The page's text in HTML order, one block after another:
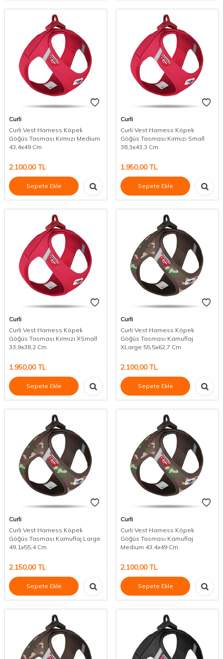
Curli
Curli Vest Harness Köpek
Göğüs Tasması Kırmızı Medium
43,4x49 Cm
2.100,00TL
Sepete Ekle
Curli
Curli Vest Harness Köpek
Göğüs Tasması Kırmızı Small
38,3x43,3 Cm
1.950,00TL
Sepete Ekle
Curli
Curli Vest Harness Köpek
Göğüs Tasması Kırmızı XSmall
33,9x38,2 Cm
1.950,00TL
Sepete Ekle
Curli
Curli Vest Harness Köpek
Göğüs Tasması Kamuflaj
XLarge 55,5x62,7 Cm
2.100,00TL
Sepete Ekle
Curli
Curli Vest Harness Köpek
Göğüs Tasması Kamuflaj Large
49,1x55,4 Cm
2.150,00TL
Sepete Ekle
Curli
Curli Vest Harness Köpek
Göğüs Tasması Kamuflaj
Medium 43,4x49 Cm
2.100,00TL
Sepete Ekle